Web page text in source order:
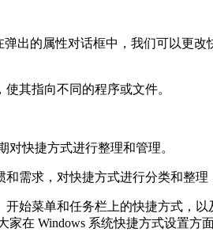
出的属性对话框中，我们可以更改
其指向不同的程序或文件。
快捷方式进行整理和管理。
需求，对快捷方式进行分类和整理
始菜单和任务栏上的快捷方式，
在 Windows 系统快捷方式设置方